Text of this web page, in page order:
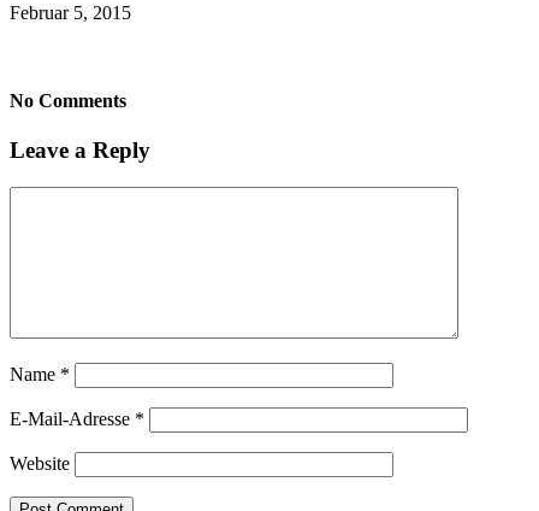
Februar 5, 2015
No Comments
Leave a Reply
Name *
E-Mail-Adresse *
Website